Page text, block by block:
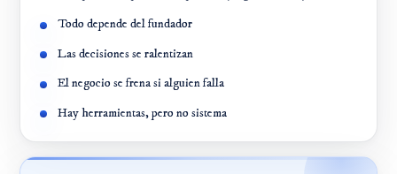
Todo depende del fundador
Las decisiones se ralentizan
El negocio se frena si alguien falla
Hay herramientas, pero no sistema